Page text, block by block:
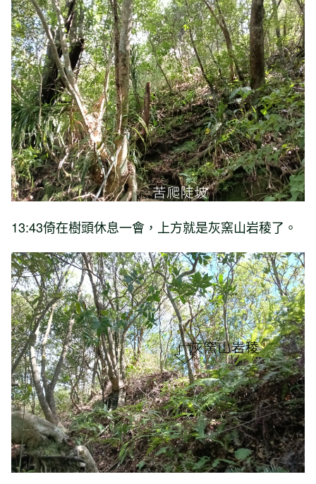
13:43倚在樹頭休息一會，上方就是灰窯山岩稜了。